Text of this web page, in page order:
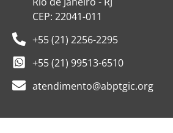
CEP: 22041-011
+55 (21) 2256-2295
+55 (21) 99513-6510
atendimento@abptgic.org